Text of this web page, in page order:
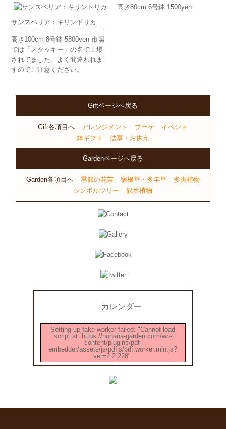
高さ80cm 6号鉢 1500yen
サンスベリア：キリンドリカ
高さ100cm 8号鉢 5800yen 市場
では「スタッキー」の名で上場
されてました。よく間違われま
すのでご注意ください。
Giftページへ戻る
Gift各項目へ アレンジメント ブーケ
イベント
鉢ギフト
法事・お供え
Gardenページへ戻る
Garden各項目へ 季節の花苗 宿根草・多年草
多肉植物
シンボルツリー
観葉植物
カレンダー
Setting up fake worker failed: "Cannot load
script at: https://nohana-garden.com/wp-
content/plugins/pdf-
embedder/assets/js/pdfjs/pdf.worker.min.js?
ver=2.2.228".